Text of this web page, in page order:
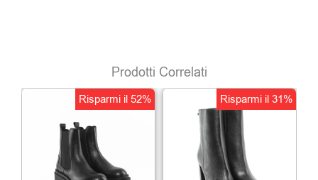
Prodotti Correlati
Risparmi il 52%
Il
prezzo
originale
era:
Il
Risparmi il 31%
Il
prezzo
originale
era:
Il